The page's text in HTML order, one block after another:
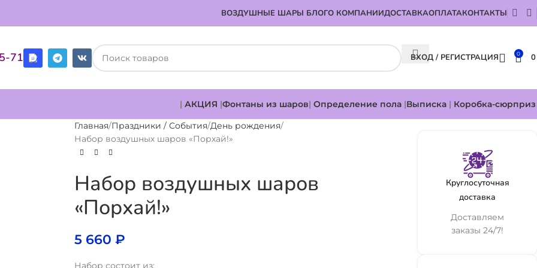
ВОЗДУШНЫЕ ШАРЫ БЛОГО КОМПАНИИДОСТАВКАОПЛАТАКОНТАКТЫ
71 ВХОД / РЕГИСТРАЦИЯ 0
| АКЦИЯ |Фонтаны из шаров| Определение пола |Выписка | Коробка-сюрприз
Главная Праздники / События День рождения
Набор воздушных шаров «Порхай!»
Набор воздушных шаров
«Порхай!»
5 660₽
Набор состоит из:
Круглосуточная
доставка
Доставляем
заказы 24/7!